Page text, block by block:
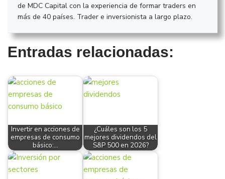
de MDC Capital con la experiencia de formar traders en
más de 40 países. Trader e inversionista a largo plazo.
Entradas relacionadas:
Invertir en acciones de
empresas de consumo
básico:…
¿Cuáles son los 5
mejores dividendos del
S&P 500 en 2026?